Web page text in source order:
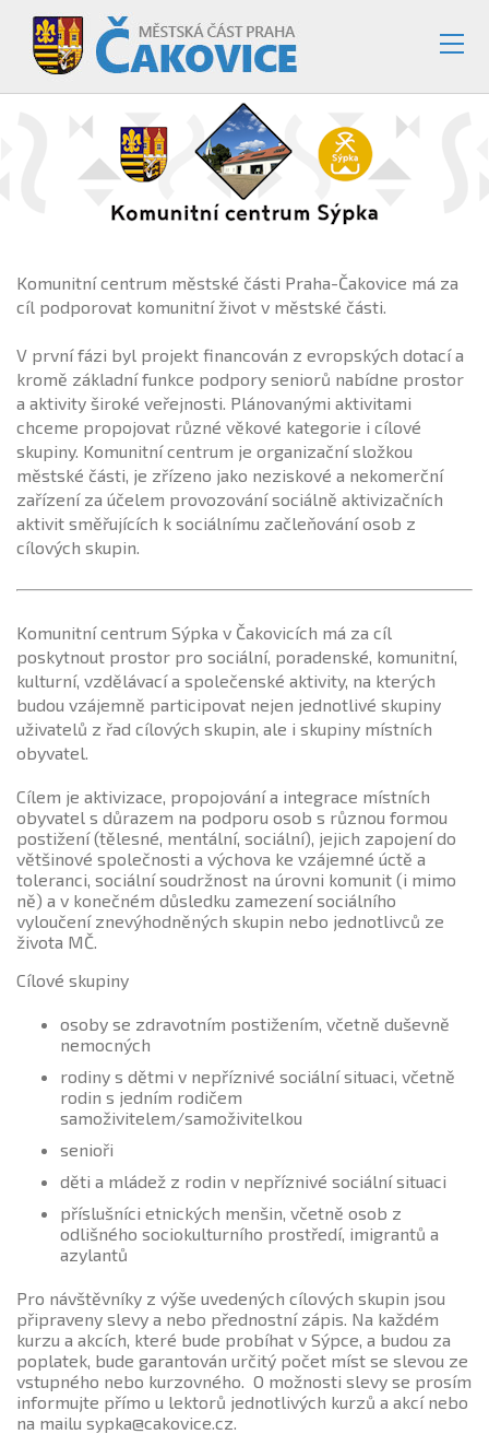
Komunitní centrum městské části Praha-Čakovice má za
cíl podporovat komunitní život v městské části.
V první fázi byl projekt financován z evropských dotací a
kromě základní funkce podpory seniorů nabídne prostor
a aktivity široké veřejnosti. Plánovanými aktivitami
chceme propojovat různé věkové kategorie i cílové
skupiny. Komunitní centrum je organizační složkou
městské části, je zřízeno jako neziskové a nekomerční
zařízení za účelem provozování sociálně aktivizačních
aktivit směřujících k sociálnímu začleňování osob z
cílových skupin.
Komunitní centrum Sýpka v Čakovicích má za cíl
poskytnout prostor pro sociální, poradenské, komunitní,
kulturní, vzdělávací a společenské aktivity, na kterých
budou vzájemně participovat nejen jednotlivé skupiny
uživatelů z řad cílových skupin, ale i skupiny místních
obyvatel.
Cílem je aktivizace, propojování a integrace místních
obyvatel s důrazem na podporu osob s různou formou
postižení (tělesné, mentální, sociální), jejich zapojení do
většinové společnosti a výchova ke vzájemné úctě a
toleranci, sociální soudržnost na úrovni komunit (i mimo
ně) a v konečném důsledku zamezení sociálního
vyloučení znevýhodněných skupin nebo jednotlivců ze
života MČ.
Cílové skupiny
osoby se zdravotním postižením, včetně duševně
nemocných
rodiny s dětmi v nepříznivé sociální situaci, včetně
rodin s jedním rodičem
samoživitelem/samoživitelkou
senioři
děti a mládež z rodin v nepříznivé sociální situaci
příslušníci etnických menšin, včetně osob z
odlišného sociokulturního prostředí, imigrantů a
azylantů
Pro návštěvníky z výše uvedených cílových skupin jsou
připraveny slevy a nebo přednostní zápis. Na každém
kurzu a akcích, které bude probíhat v Sýpce, a budou za
poplatek, bude garantován určitý počet míst se slevou ze
vstupného nebo kurzovného. O možnosti slevy se prosím
informujte přímo u lektorů jednotlivých kurzů a akcí nebo
na mailu sypka@cakovice.cz.